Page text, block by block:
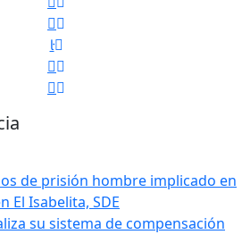
de prisión hombre implicado en
El Isabelita, SDE
su sistema de compensación